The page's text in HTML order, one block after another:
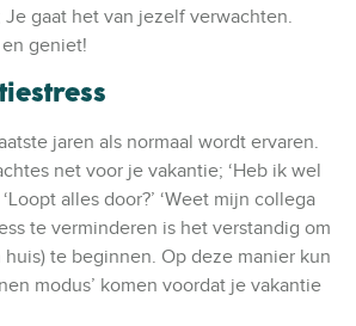
gaat het van jezelf verwachten.
geniet!
jaren als normaal wordt ervaren.
net voor je vakantie; ‘Heb ik wel
alles door?’ ‘Weet mijn collega
te verminderen is het verstandig om
te beginnen. Op deze manier kun
modus’ komen voordat je vakantie